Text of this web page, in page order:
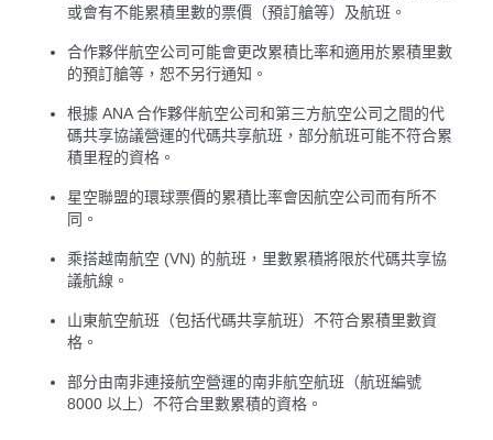
或會有不能累積里數的票價（預訂艙等）及航班。
合作夥伴航空公司可能會更改累積比率和適用於累積里數
的預訂艙等，恕不另行通知。
根據 ANA 合作夥伴航空公司和第三方航空公司之間的代
碼共享協議營運的代碼共享航班，部分航班可能不符合累
積里程的資格。
星空聯盟的環球票價的累積比率會因航空公司而有所不
同。
乘搭越南航空 (VN) 的航班，里數累積將限於代碼共享協
議航線。
山東航空航班（包括代碼共享航班）不符合累積里數資
格。
部分由南非連接航空營運的南非航空航班（航班編號
8000 以上）不符合里數累積的資格。